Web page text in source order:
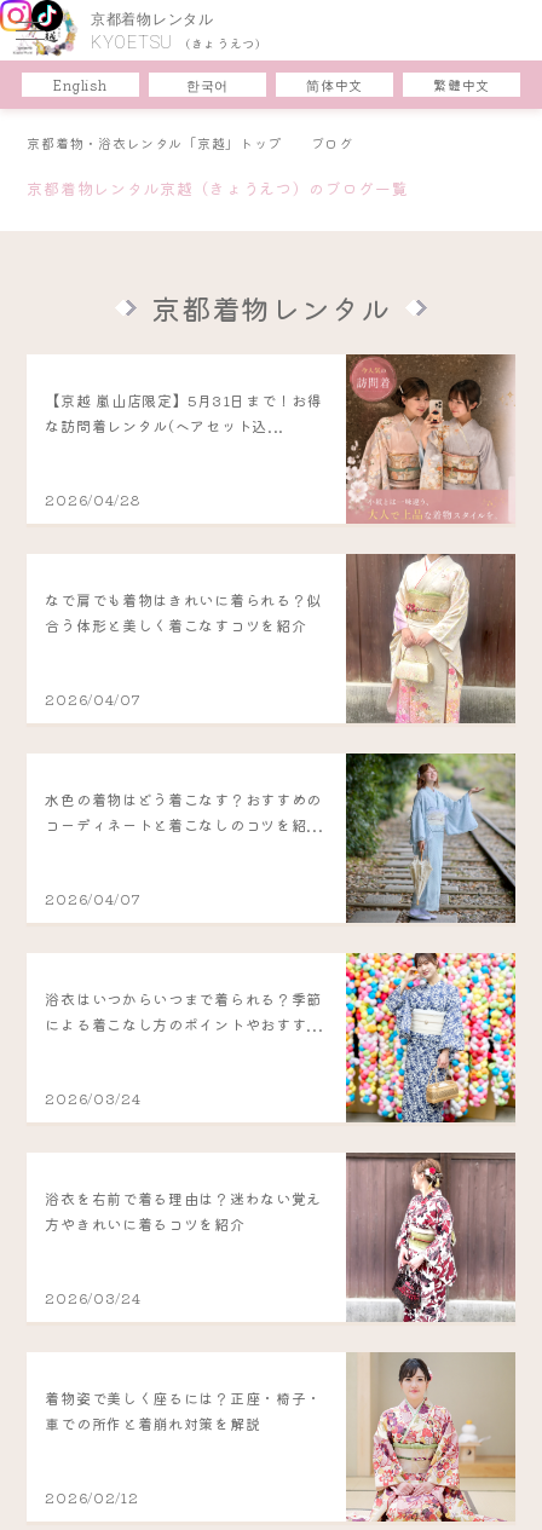
京都着物レンタル
KYOETSU (きょうえつ)
English 한국어 简体中文 繁體中文
京都着物・浴衣レンタル「京越」トップ ブログ
京都着物レンタル京越（きょうえつ）のブログ一覧
京都着物レンタル
【京越 嵐山店限定】5月31日まで！お得
な訪問着レンタル(ヘアセット込...
2026/04/28
なで肩でも着物はきれいに着られる？似
合う体形と美しく着こなすコツを紹介
2026/04/07
水色の着物はどう着こなす？おすすめの
コーディネートと着こなしのコツを紹...
2026/04/07
浴衣はいつからいつまで着られる？季節
による着こなし方のポイントやおすす...
2026/03/24
浴衣を右前で着る理由は？迷わない覚え
方やきれいに着るコツを紹介
2026/03/24
着物姿で美しく座るには？正座・椅子・
車での所作と着崩れ対策を解説
2026/02/12